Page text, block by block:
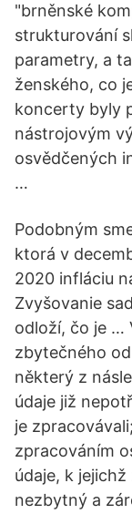
"brněnské
strukturování
parametry, a
ženského, co
koncerty byly
nástrojovým
osvědčených
…
Podobným
ktorá v
2020 infláciu
Zvyšovanie
odloží, čo je …
zbytečného
některý z
údaje již
je
zpracováním
údaje, k
nezbytný a